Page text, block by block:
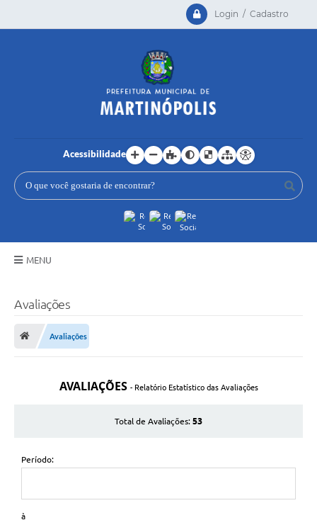
Login / Cadastro
Acessibilidade
MENU
A Nossa Cidade
LEIS MUNICIPAIS
CIPA
Avaliações
Avaliações
AVALIAÇÕES - Relatório Estatístico das Avaliações
Total de Avaliações: 53
Período:
à